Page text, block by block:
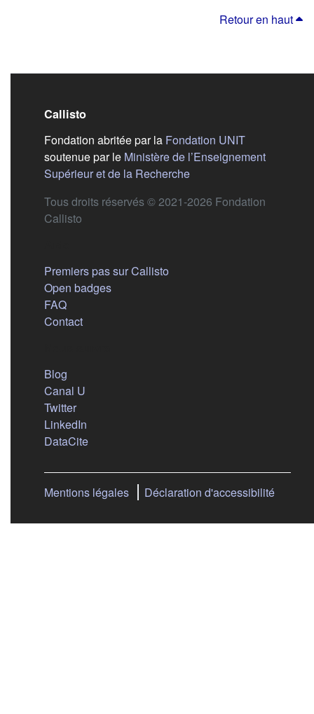
Retour en haut
Callisto
Fondation abritée par la Fondation UNIT(s'ouvre
soutenue par le Ministère de l’Enseignement
Supérieur et de la Recherche(s'ouvre dans un nouvel
Tous droits réservés © 2021-2026 Fondation
Callisto
Premiers pas sur Callisto
Open badges
FAQ
Contact
Blog
Canal U
Twitter(s'ouvre dans un nouvel onglet)
LinkedIn
DataCite(s'ouvre dans un nouvel onglet)
Mentions légales Déclaration d'accessibilité